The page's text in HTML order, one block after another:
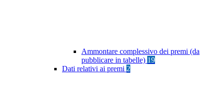
Ammontare complessivo dei premi (da
pubblicare in tabelle) 19
Dati relativi ai premi 2